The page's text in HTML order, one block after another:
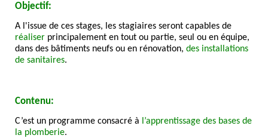
Objectif:
A l'issue de ces stages, les stagiaires seront capables de
réaliser principalement en tout ou partie, seul ou en équipe,
dans des bâtiments neufs ou en rénovation, des installations
de sanitaires.
Contenu:
C’est un programme consacré à l’apprentissage des bases de
la plomberie.